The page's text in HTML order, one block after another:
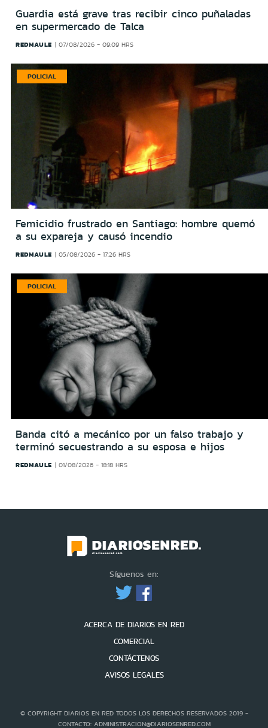
Guardia está grave tras recibir cinco puñaladas
en supermercado de Talca
REDMAULE 07/08/2026 - 09:09 HRS
POLICIAL
Femicidio frustrado en Santiago: hombre quemó
a su expareja y causó incendio
REDMAULE 05/08/2026 - 17:26 HRS
POLICIAL
Banda citó a mecánico por un falso trabajo y
terminó secuestrando a su esposa e hijos
REDMAULE 01/08/2026 - 18:18 HRS
Síguenos en:
ACERCA DE DIARIOS EN RED
COMERCIAL
CONTÁCTENOS
AVISOS LEGALES
© COPYRIGHT DIARIOS EN RED TODOS LOS DERECHOS RESERVADOS 2019 -
CONTACTO: ADMINISTRACION@DIARIOSENRED.COM